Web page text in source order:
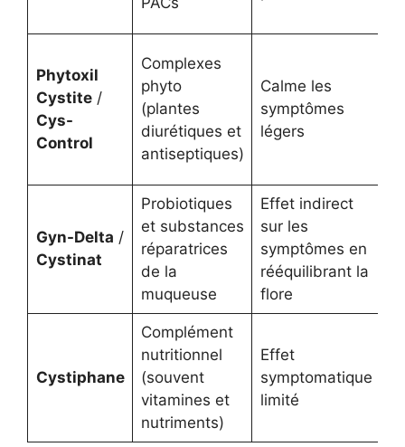
Phytoxil
Cystite/
Cys-
Control
Complexes
phyto
(plantes
diurétiques et
antiseptiques)
Calme les
symptômes
légers
Gyn-Delta /
Cystinat
Probiotiques
et substances
réparatrices
de la
muqueuse
Effet indirect
sur les
symptômes en
rééquilibrant la
flore
Cystiphane
Complément
nutritionnel
(souvent
vitamines et
nutriments)
Effet
symptomatique
limité